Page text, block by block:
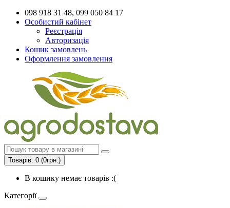
098 918 31 48, 099 050 84 17
Особистий кабінет
Реєстрація
Авторизація
Кошик замовлень
Оформлення замовлення
Товарів: 0 (0грн.)
В кошику немає товарів :(
Категорії